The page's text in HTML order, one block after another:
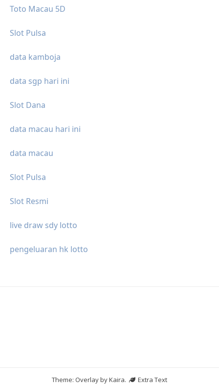
Toto Macau 5D
Slot Pulsa
data kamboja
data sgp hari ini
Slot Dana
data macau hari ini
data macau
Slot Pulsa
Slot Resmi
live draw sdy lotto
pengeluaran hk lotto
Theme: Overlay byKaira.
Extra Text